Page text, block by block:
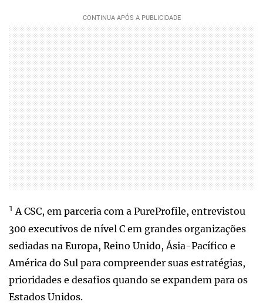
1 A CSC, em parceria com a PureProfile, entrevistou
300 executivos de nível C em grandes organizações
sediadas na Europa, Reino Unido, Ásia-Pacífico e
América do Sul para compreender suas estratégias,
prioridades e desafios quando se expandem para os
Estados Unidos.